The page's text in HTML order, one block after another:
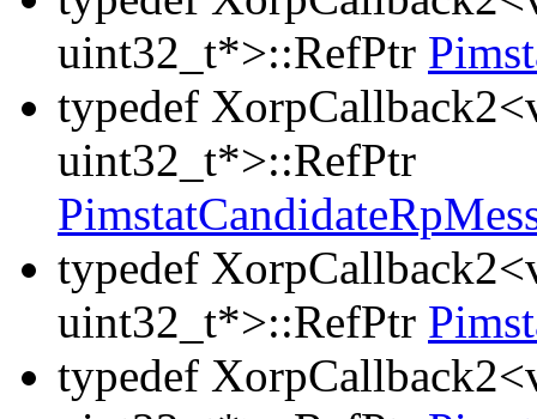
uint32_t*>::RefPtr
typedef
uint32_t*>::RefPtr
typedef
uint32_t*>::RefPtr
typedef